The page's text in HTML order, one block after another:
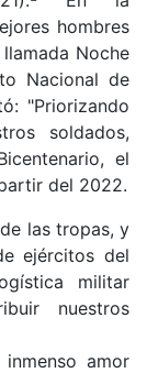
hombres
Noche
Nacional de
"Priorizando
soldados,
el
del 2022.
las tropas, y
ejércitos del
militar
nuestros
amor